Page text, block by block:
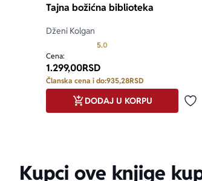
Tajna božićna biblioteka
Dženi Kolgan
5.0
Cena:
1.299,00RSD
Članska cena i do:935,28RSD
DODAJ U KORPU
Kupci ove knjige